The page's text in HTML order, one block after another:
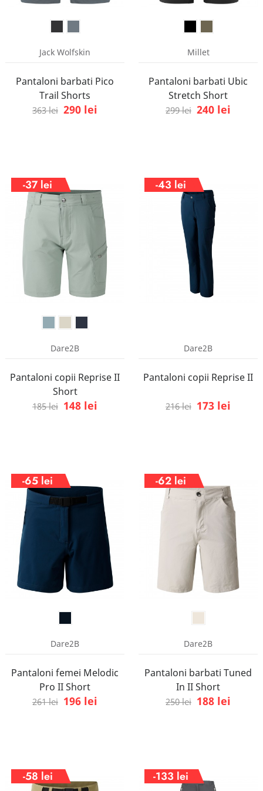
Jack Wolfskin
Pantaloni barbati Pico
Trail Shorts
363 lei 290 lei
Millet
Pantaloni barbati Ubic
Stretch Short
299 lei 240 lei
-37 lei
Dare2B
Pantaloni copii Reprise II
Short
185 lei 148 lei
-43 lei
Dare2B
Pantaloni copii Reprise II
216 lei 173 lei
-65 lei
Dare2B
Pantaloni femei Melodic
Pro II Short
261 lei 196 lei
-62 lei
Dare2B
Pantaloni barbati Tuned
In II Short
250 lei 188 lei
-58 lei -133 lei